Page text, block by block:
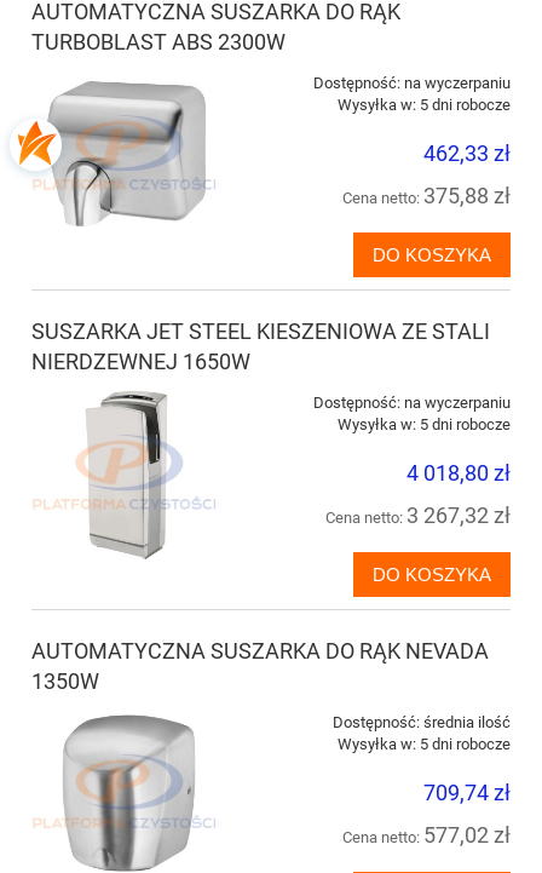
AUTOMATYCZNA SUSZARKA DO RĄK
TURBOBLAST ABS 2300W
Dostępność: na wyczerpaniu
Wysyłka w: 5 dni robocze
462,33 zł
Cena netto: 375,88 zł
DO KOSZYKA
SUSZARKA JET STEEL KIESZENIOWA ZE STALI
NIERDZEWNEJ 1650W
Dostępność: na wyczerpaniu
Wysyłka w: 5 dni robocze
4 018,80 zł
Cena netto: 3 267,32 zł
DO KOSZYKA
AUTOMATYCZNA SUSZARKA DO RĄK NEVADA
1350W
Dostępność: średnia ilość
Wysyłka w: 5 dni robocze
709,74 zł
Cena netto: 577,02 zł